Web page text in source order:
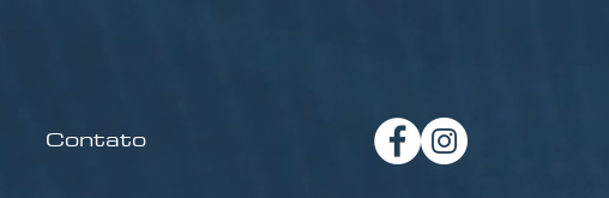
Contato